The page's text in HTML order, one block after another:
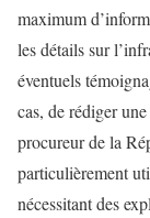
maximum
les détails sur
éventuels
cas, de rédiger
procureur de la
particulièrement
nécessitant des